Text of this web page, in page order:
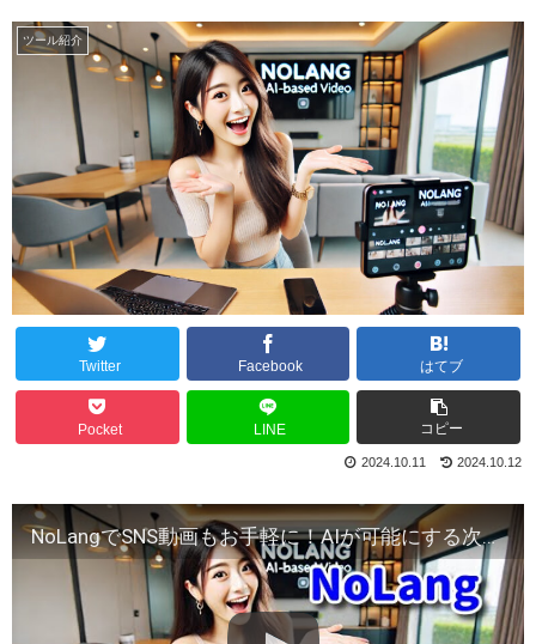
ツール紹介
Twitter Facebook はてブ
Pocket LINE コピー
2024.10.11 2024.10.12
NoLangでSNS動画もお手軽に！AIが可能にする次世代動画作成ツール